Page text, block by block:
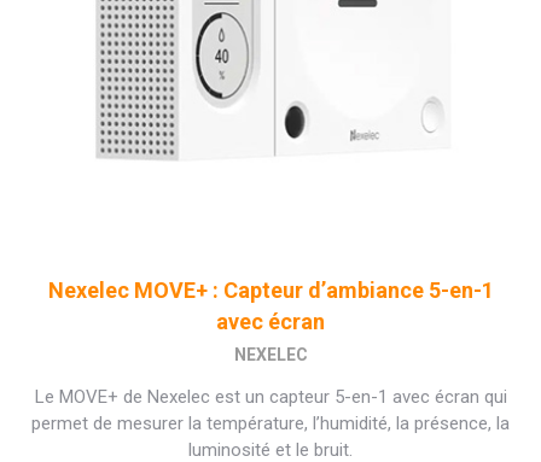
Nexelec MOVE+ : Capteur d’ambiance 5-en-1
avec écran
NEXELEC
Le MOVE+ de Nexelec est un capteur 5-en-1 avec écran qui
permet de mesurer la température, l’humidité, la présence, la
luminosité et le bruit.